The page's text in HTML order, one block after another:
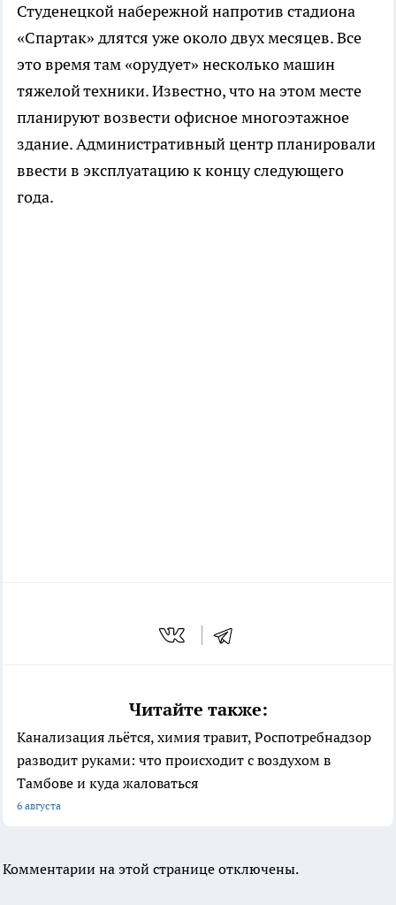
Студенецкой набережной напротив стадиона
«Спартак» длятся уже около двух месяцев. Все
это время там «орудует» несколько машин
тяжелой техники. Известно, что на этом месте
планируют возвести офисное многоэтажное
здание. Административный центр планировали
ввести в эксплуатацию к концу следующего
года.
Читайте также:
Канализация льётся, химия травит, Роспотребнадзор
разводит руками: что происходит с воздухом в
Тамбове и куда жаловаться
6 августа
Комментарии на этой странице отключены.